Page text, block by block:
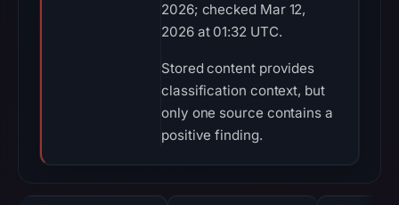
2026; checked Mar 12,
2026 at 01:32 UTC.
Stored content provides
classification context, but
only one source contains a
positive finding.